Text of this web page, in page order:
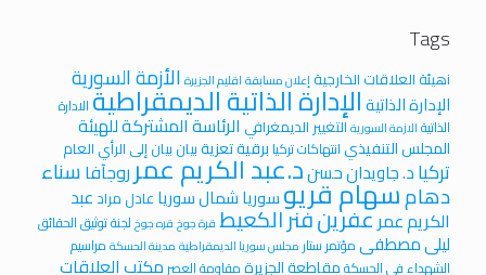
Tags
iهيئة العلاقات الخارجية إعلان مسابقة اقليم الجزيرة الأزمة السورية
الإدارة الذاتيةالإدارة الذاتية الديمقراطيةالادارة
الذاتية الازمة السوريةالتغيير الديمغرافي الرئاسة المشتركة للهيئة
المجلس التنفيذيانتهاكات تركيا برقية تعزيةبيان بيان إلى الرأي العام
تركياد. جاويدان حسند.عبد الكريم عمرروجآفاسناء
دهامسهام قريوسورياشمال سورياعادل مرادعبد
الكريم عمرعفرينفنر الكعيط قرة جوخ قره جوخ لجنة توثيق الحقائق
ليلى مصطفىمؤتمر ستار مجلس سوريا الديمقراطية مدينة الحسكة مراسيم
الشهداء في الحسكةمقاطعة الجزيرةمقاومة العصرمكتب العلاقات